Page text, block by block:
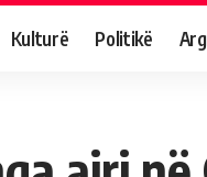
Kulturë Politikë